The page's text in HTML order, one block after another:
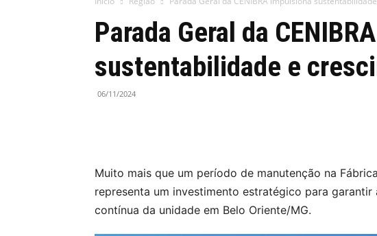
Parada Geral da
sustentabilidade e
06/11/2024
Muito mais que um período de manutenção na
representa um investimento estratégico para
contínua da unidade em Belo Oriente/MG.